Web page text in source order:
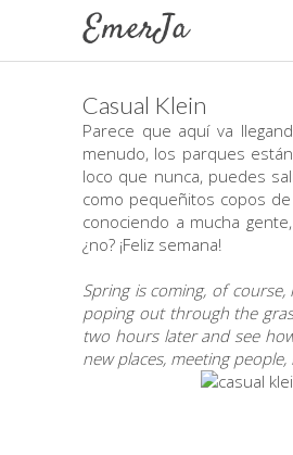
Casual Klein
Parece que aquí va
menudo, los parques
loco que nunca, puedes
como pequeñitos copos
conociendo a mucha
¿no? ¡Feliz semana!
Spring is coming, of
poping out through the
two hours later and see
new places, meeting